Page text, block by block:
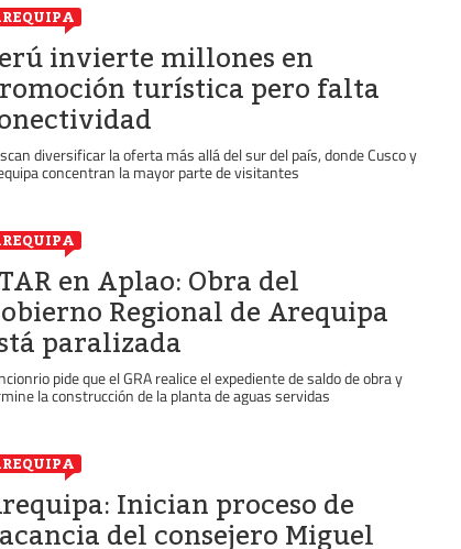
invierte millones en
turística pero falta
diversificar la oferta más allá del sur del país, donde Cusco y
concentran la mayor parte de visitantes
en Aplao: Obra del
Regional de Arequipa
paralizada
pide que el GRA realice el expediente de saldo de obra y
la construcción de la planta de aguas servidas
Inician proceso de
del consejero Miguel